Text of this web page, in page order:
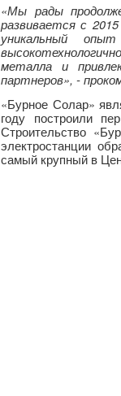
«Мы рады
развивается с
уникальный
металла и
партнеров», -
«Бурное Солар»
году построили
Строительство
электростанции
самый крупный в